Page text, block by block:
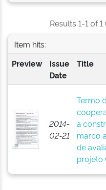
Results 1-1 of
Item hits:
Preview
Issue
Date
Title
2014-
02-21
Termo
a
marco
de
projeto